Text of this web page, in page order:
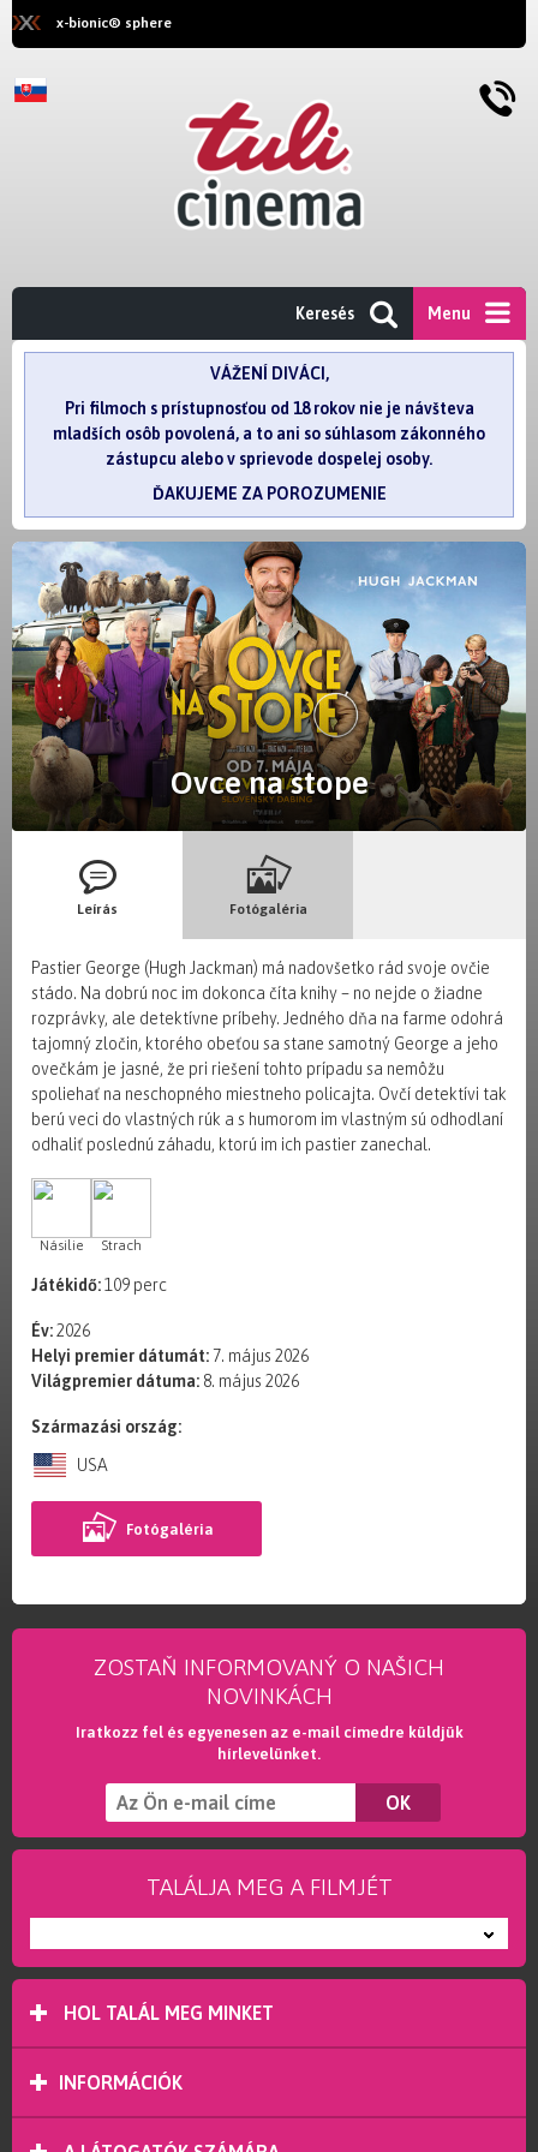
x-bionic® sphere
Menu
Keresés
VÁŽENÍ DIVÁCI,
Pri filmoch s prístupnosťou od 18 rokov nie je návšteva
mladších osôb povolená, a to ani so súhlasom zákonného
zástupcu alebo v sprievode dospelej osoby.
ĎAKUJEME ZA POROZUMENIE
Ovce na stope
Leírás Fotógaléria
Pastier George (Hugh Jackman) má nadovšetko rád svoje ovčie
stádo. Na dobrú noc im dokonca číta knihy – no nejde o žiadne
rozprávky, ale detektívne príbehy. Jedného dňa na farme odohrá
tajomný zločin, ktorého obeťou sa stane samotný George a jeho
ovečkám je jasné, že pri riešení tohto prípadu sa nemôžu
spoliehať na neschopného miestneho policajta. Ovčí detektívi tak
berú veci do vlastných rúk a s humorom im vlastným sú odhodlaní
odhaliť poslednú záhadu, ktorú im ich pastier zanechal.
Násilie Strach
Játékidő:109 perc
Év:2026
Helyi premier dátumát: 7. május 2026
Világpremier dátuma: 8. május 2026
Származási ország:
USA
Fotógaléria
ZOSTAŇ INFORMOVANÝ O NAŠICH
NOVINKÁCH
Iratkozz fel és egyenesen az e-mail címedre küldjük
hírlevelünket.
TALÁLJA MEG A FILMJÉT
HOL TALÁL MEG MINKET
INFORMÁCIÓK